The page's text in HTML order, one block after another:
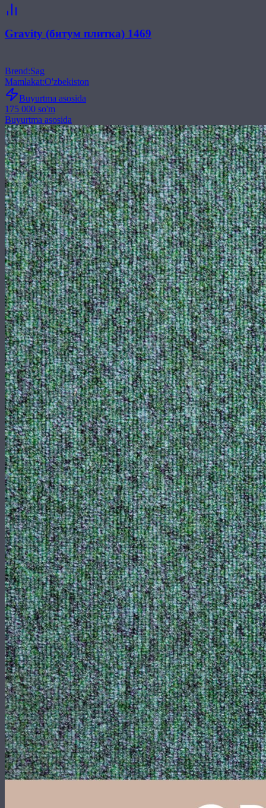
Gravity (битум плитка) 1469
Brend:Sag
Mamlakat:O'zbekiston
Buyurtma asosida
175 000 so'm
Buyurtma asosida